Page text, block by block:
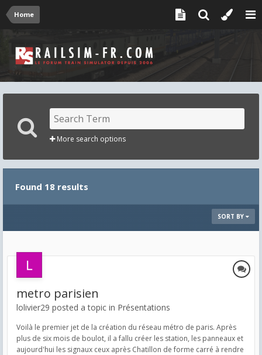
Home
More search options
Found 18 results
SORT BY
metro parisien
lolivier29 posted a topic in Présentations
Voilà le premier jet de la création du réseau métro de paris. Après
plus de six mois de boulot, il a fallu créer les station, les panneaux et
aujourd'hui les signaux ceux après Chatillon de forme carré à rendre